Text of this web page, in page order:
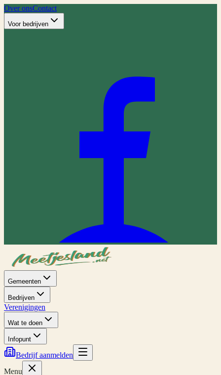
Over onsContact
Voor bedrijven
Gemeenten
Bedrijven
Verenigingen
Wat te doen
Infopunt
Bedrijf aanmelden
Menu